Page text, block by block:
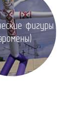
фигуры